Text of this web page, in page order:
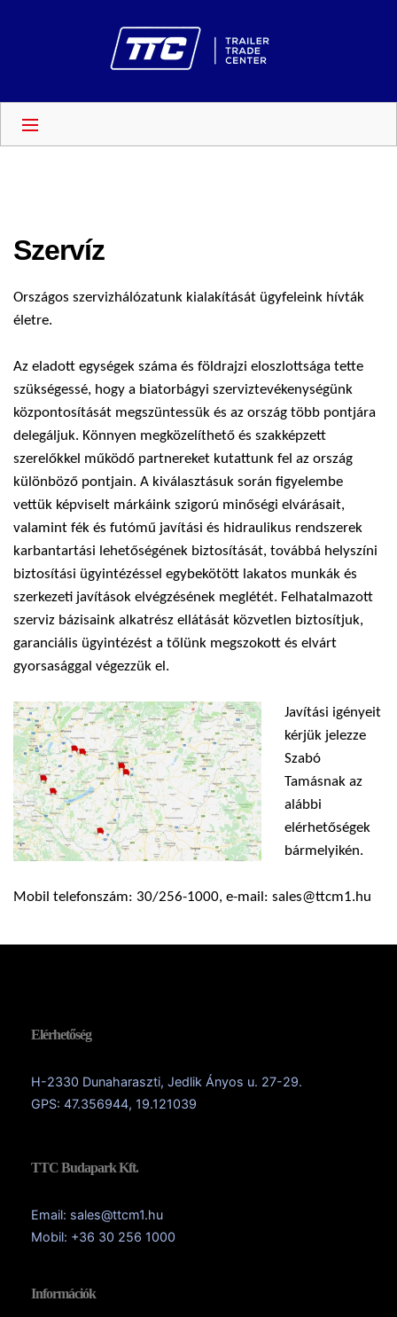
Szervíz
Országos szervizhálózatunk kialakítását ügyfeleink hívták
életre.
Az eladott egységek száma és földrajzi eloszlottsága tette
szükségessé, hogy a biatorbágyi szerviztevékenységünk
központosítását megszüntessük és az ország több pontjára
delegáljuk. Könnyen megközelíthető és szakképzett
szerelőkkel működő partnereket kutattunk fel az ország
különböző pontjain. A kiválasztásuk során figyelembe
vettük képviselt márkáink szigorú minőségi elvárásait,
valamint fék és futómű javítási és hidraulikus rendszerek
karbantartási lehetőségének biztosítását, továbbá helyszíni
biztosítási ügyintézéssel egybekötött lakatos munkák és
szerkezeti javítások elvégzésének meglétét. Felhatalmazott
szerviz bázisaink alkatrész ellátását közvetlen biztosítjuk,
garanciális ügyintézést a tőlünk megszokott és elvárt
gyorsasággal végezzük el.
Javítási igényeit
kérjük jelezze
Szabó
Tamásnak az
alábbi
elérhetőségek
bármelyikén.
Mobil telefonszám: 30/256-1000, e-mail: sales@ttcm1.hu
Elérhetőség
H-2330 Dunaharaszti, Jedlik Ányos u. 27-29.
GPS: 47.356944, 19.121039
TTC Budapark Kft.
Email: sales@ttcm1.hu
Mobil: +36 30 256 1000
Információk